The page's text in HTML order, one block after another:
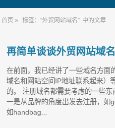
首页 » 标签：“外贸网站域名” 中的文章
再简单谈谈外贸网站域
在前面，我已经讲了一些域名方面
域名和网站空间IP地址联系起来）
的。 注册域名都需要考虑的一些
一是从品牌的角度出发去注册，如
如handbag...